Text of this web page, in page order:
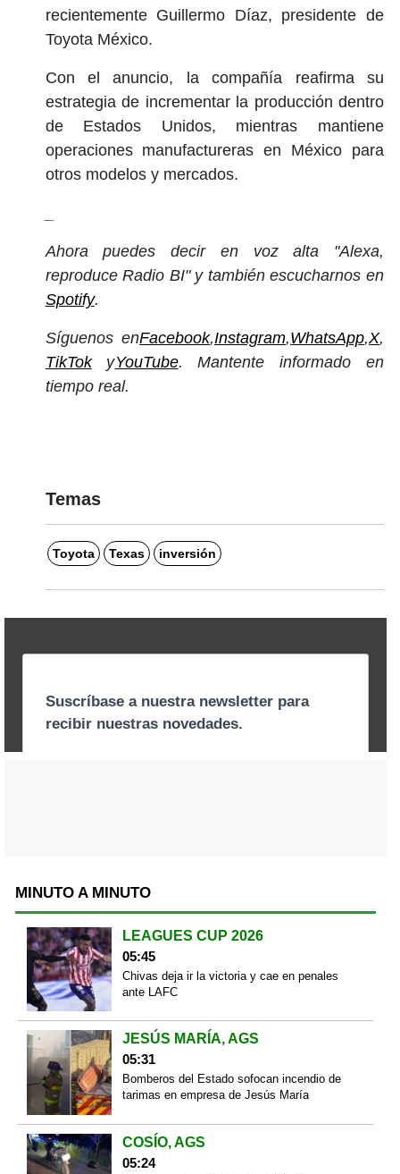
recientemente Guillermo Díaz, presidente de
Toyota México.
Con el anuncio, la compañía reafirma su
estrategia de incrementar la producción dentro
de Estados Unidos, mientras mantiene
operaciones manufactureras en México para
otros modelos y mercados.
Ahora puedes decir en voz alta "Alexa,
reproduce Radio BI" y también escucharnos en
Spotify.
Síguenos enFacebook,Instagram,WhatsApp,X,
TikTokyYouTube. Mantente informado en
tiempo real.
Temas
Toyota Texas inversión
MINUTO A MINUTO
LEAGUES CUP 2026
05:45
Chivas deja ir la victoria y cae en penales
ante LAFC
JESÚS MARÍA, AGS
05:31
Bomberos del Estado sofocan incendio de
tarimas en empresa de Jesús María
COSÍO, AGS
05:24